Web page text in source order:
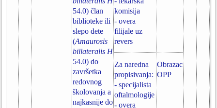
54.0) član
biblioteke ili
slepo dete
(Amaurosis
billateralis H
54.0) do
završetka
redovnog
školovanja a
najkasnije do
komisija
- overa
filijale uz
revers
Za naredna
propisivanja:
- specijalista
oftalmologije
- overa
Obrazac
OPP